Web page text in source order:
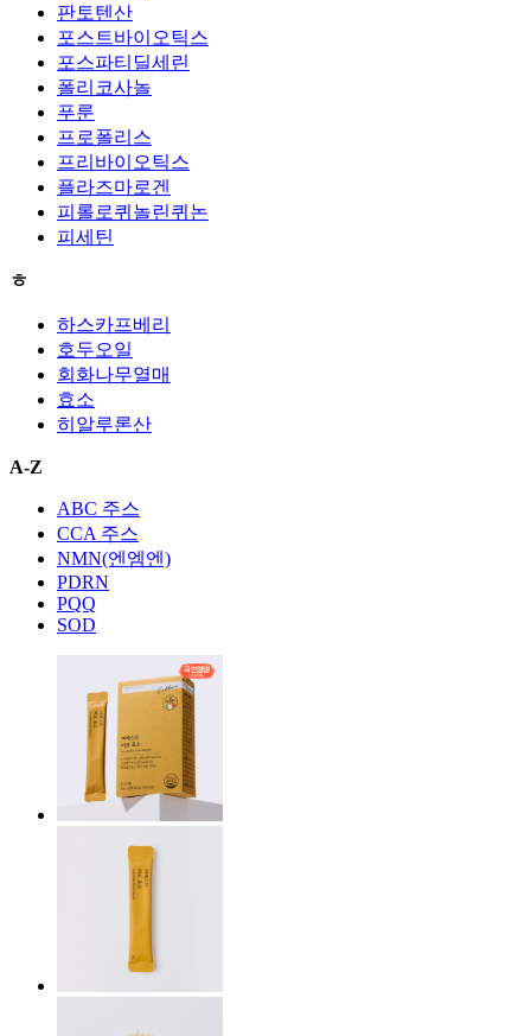
판토텐산
포스트바이오틱스
포스파티딜세린
폴리코사놀
푸룬
프로폴리스
프리바이오틱스
플라즈마로겐
피롤로퀴놀린퀴논
피세틴
ㅎ
하스카프베리
호두오일
회화나무열매
효소
히알루론산
A-Z
ABC 주스
CCA 주스
NMN(엔엠엔)
PDRN
PQQ
SOD